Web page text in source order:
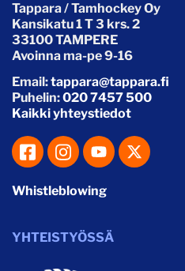
Tappara / Tamhockey Oy
Kansikatu 1 T 3 krs. 2
33100 TAMPERE
Avoinna ma-pe 9-16
Email:tappara@tappara.fi
Puhelin:020 7457 500
Kaikki yhteystiedot
Whistleblowing
YHTEISTYÖSSÄ